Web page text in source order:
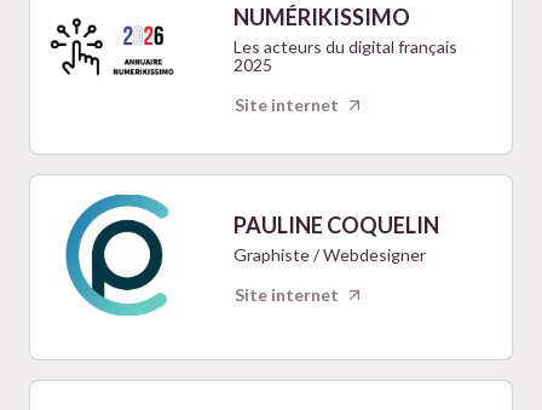
NUMÉRIKISSIMO
Les acteurs du digital français
2025
Site internet
PAULINE COQUELIN
Graphiste / Webdesigner
Site internet